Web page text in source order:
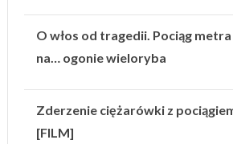
O włos od tragedii. Pociąg
na… ogonie wieloryba
Zderzenie ciężarówki z
[FILM]